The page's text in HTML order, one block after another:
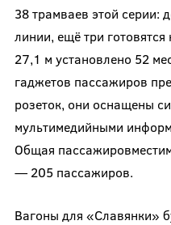
38 трамваев этой серии:
линии, ещё три
27,1 м установлено 52
гаджетов пассажиров
розеток, они оснащены
мультимедийными
Общая
— 205 пассажиров.
Вагоны для «Славянки»